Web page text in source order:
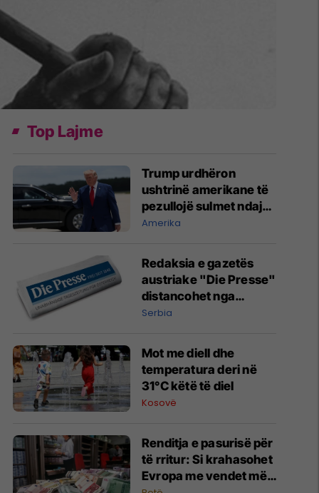
Top Lajme
Trump urdhëron
ushtrinë amerikane të
pezullojë sulmet ndaj
Iranit, raportojnë
Amerika
Redaksia e gazetës
austriake "Die Presse"
distancohet nga
intervista e drejtorit të
Novak me autokratin
serb Vuçiq
Serbia
Mot me diell dhe
temperatura deri në
31°C këtë të diel
Kosovë
Renditja e pasurisë për
të rritur: Si krahasohet
Evropa me vendet më